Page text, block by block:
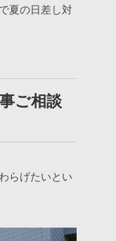
夏の日差し対
ご相談
らげたいとい